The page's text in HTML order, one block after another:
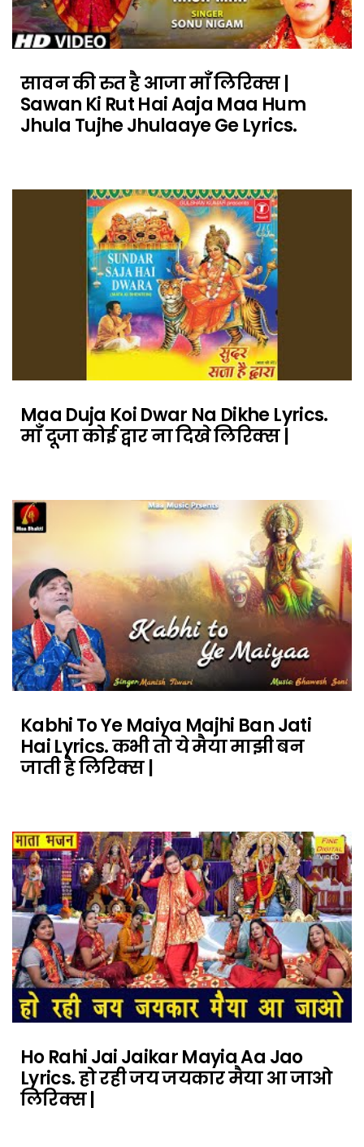
सावन की रुत है आजा माँ लिरिक्स |
Sawan Ki Rut Hai Aaja Maa Hum
Jhula Tujhe Jhulaaye Ge Lyrics.
Maa Duja Koi Dwar Na Dikhe Lyrics.
माँ दूजा कोई द्वार ना दिखे लिरिक्स |
Kabhi To Ye Maiya Majhi Ban Jati
Hai Lyrics. कभी तो ये मैया माझी बन
जाती है लिरिक्स |
Ho Rahi Jai Jaikar Mayia Aa Jao
Lyrics. हो रही जय जयकार मैया आ जाओ
लिरिक्स |